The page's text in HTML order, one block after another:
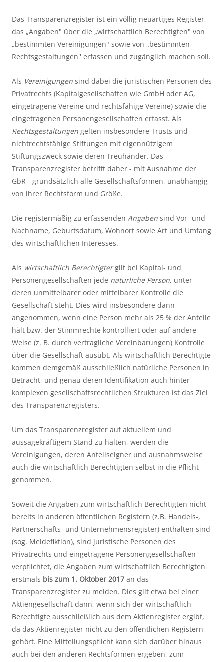
Das Transparenzregister ist ein völlig neuartiges Register,
das „Angaben" über die „wirtschaftlich Berechtigten" von
„bestimmten Vereinigungen" sowie von „bestimmten
Rechtsgestaltungen'' erfassen und zugänglich machen soll.
Als Vereinigungen sind dabei die juristischen Personen des
Privatrechts (Kapitalgesellschaften wie GmbH oder AG,
eingetragene Vereine und rechtsfähige Vereine) sowie die
eingetragenen Personengesellschaften erfasst. Als
Rechtsgestaltungen gelten insbesondere Trusts und
nichtrechtsfähige Stiftungen mit eigennützigem
Stiftungszweck sowie deren Treuhänder. Das
Transparenzregister betrifft daher - mit Ausnahme der
GbR - grundsätzlich alle Gesellschaftsformen, unabhängig
von ihrer Rechtsform und Größe.
Die registermäßig zu erfassenden Angaben sind Vor- und
Nachname, Geburtsdatum, Wohnort sowie Art und Umfang
des wirtschaftlichen Interesses.
Als wirtschaftlich Berechtigtergilt bei Kapital- und
Personengesellschaften jede natürliche Person, unter
deren unmittelbarer oder mittelbarer Kontrolle die
Gesellschaft steht. Dies wird insbesondere dann
angenommen, wenn eine Person mehr als 25 % der Anteile
hält bzw. der Stimmrechte kontrolliert oder auf andere
Weise (z. B. durch vertragliche Vereinbarungen) Kontrolle
über die Gesellschaft ausübt. Als wirtschaftlich Berechtigte
kommen demgemäß ausschließlich natürliche Personen in
Betracht, und genau deren Identifikation auch hinter
komplexen gesellschaftsrechtlichen Strukturen ist das Ziel
des Transparenzregisters.
Um das Transparenzregister auf aktuellem und
aussagekräftigem Stand zu halten, werden die
Vereinigungen, deren Anteilseigner und ausnahmsweise
auch die wirtschaftlich Berechtigten selbst in die Pflicht
genommen.
Soweit die Angaben zum wirtschaftlich Berechtigten nicht
bereits in anderen öffentlichen Registern (z.B. Handels-,
Partnerschafts- und Unternehmensregister) enthalten sind
(sog. Meldefiktion), sind juristische Personen des
Privatrechts und eingetragene Personengesellschaften
verpflichtet, die Angaben zum wirtschaftlich Berechtigten
erstmals bis zum 1. Oktober 2017 an das
Transparenzregister zu melden. Dies gilt etwa bei einer
Aktiengesellschaft dann, wenn sich der wirtschaftlich
Berechtigte ausschließlich aus dem Aktienregister ergibt,
da das Aktienregister nicht zu den öffentlichen Registern
gehört. Eine Mitteilungspflicht kann sich darüber hinaus
auch bei den anderen Rechtsformen ergeben, zum